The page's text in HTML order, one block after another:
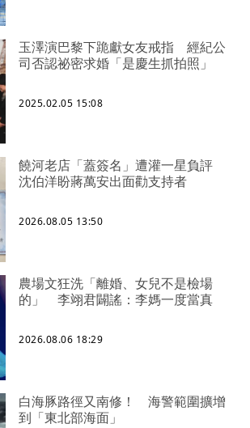
玉澤演巴黎下跪獻女友戒指 經紀公
司否認祕密求婚「是慶生抓拍照」
2025.02.05 15:08
饒河老店「蓋簽名」遭灌一星負評
沈伯洋盼蔣萬安出面勸支持者
2026.08.05 13:50
農場文狂洗「離婚、女兒不是檢場
的」 李翊君闢謠：李媽一度當真
2026.08.06 18:29
白海豚路徑又南修！ 海警範圍擴增
到「東北部海面」